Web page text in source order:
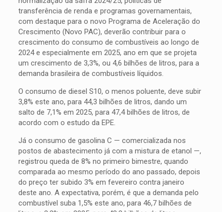
transferência de renda e programas governamentais,
com destaque para o novo Programa de Aceleração do
Crescimento (Novo PAC), deverão contribuir para o
crescimento do consumo de combustíveis ao longo de
2024 e especialmente em 2025, ano em que se projeta
um crescimento de 3,3%, ou 4,6 bilhões de litros, para a
demanda brasileira de combustíveis líquidos.
O consumo de diesel S10, o menos poluente, deve subir
3,8% este ano, para 44,3 bilhões de litros, dando um
salto de 7,1% em 2025, para 47,4 bilhões de litros, de
acordo com o estudo da EPE.
Já o consumo de gasolina C — comercializada nos
postos de abastecimento já com a mistura de etanol —,
registrou queda de 8% no primeiro bimestre, quando
comparada ao mesmo período do ano passado, depois
do preço ter subido 3% em fevereiro contra janeiro
deste ano. A expectativa, porém, é que a demanda pelo
combustível suba 1,5% este ano, para 46,7 bilhões de